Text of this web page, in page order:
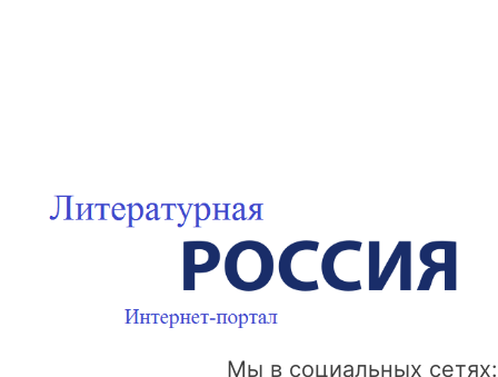
Мы в социальных сетях: